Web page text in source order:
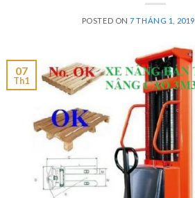
POSTED ON7 THÁNG 1, 2019
07
Th1